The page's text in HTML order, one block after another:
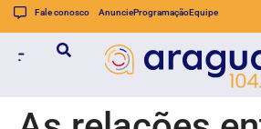
Fale conosco AnuncieProgramaçãoEquipe